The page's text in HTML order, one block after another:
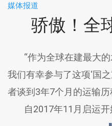
媒体报道
骄傲！全
“作为全球在建最大的
我们有幸参与了这项‘国
者谈到3年7个月的运输历
自2017年11月启运开